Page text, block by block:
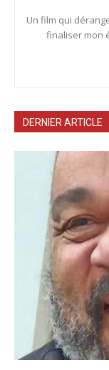
Un film qui
finaliser mon
DERNIER ARTICLE